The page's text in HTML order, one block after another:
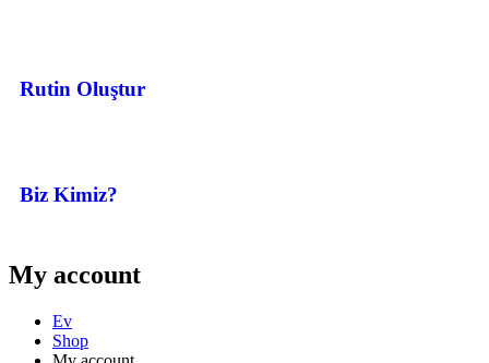
Rutin Oluştur
Biz Kimiz?
My account
Ev
Shop